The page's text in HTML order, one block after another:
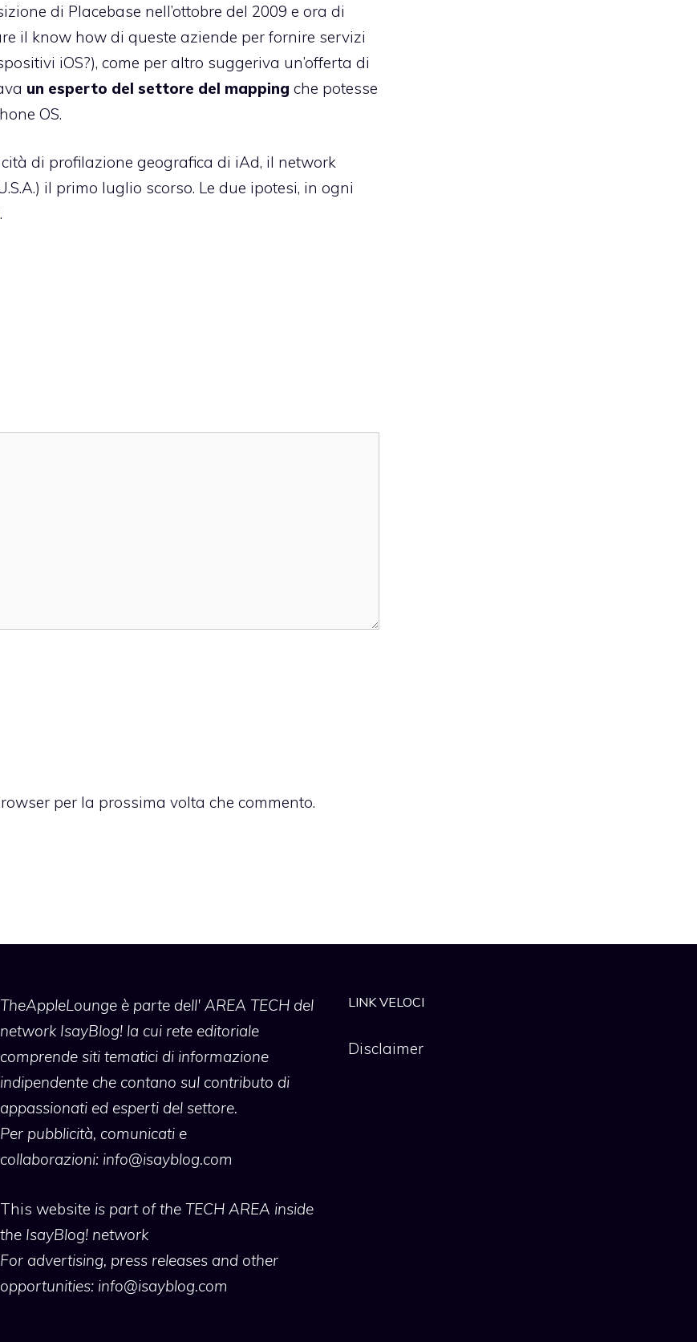
di Placebase nell’ottobre del 2009 e ora di
il know how di queste aziende per fornire servizi
iOS?), come per altro suggeriva un’offerta di
un esperto del settore del mapping che potesse
OS.
di profilazione geografica di iAd, il network
il primo luglio scorso. Le due ipotesi, in ogni
per la prossima volta che commento.
TheAppleLoungeè parte dell' AREA TECH del
network IsayBlog! la cui rete editoriale
comprende siti tematici di informazione
indipendente che contano sul contributo di
appassionati ed esperti del settore.
Per pubblicità, comunicati e
collaborazioni: info@isayblog.com
This website is part of the TECH AREA inside
the IsayBlog! network
For advertising, press releases and other
opportunities: info@isayblog.com
LINK VELOCI
Disclaimer